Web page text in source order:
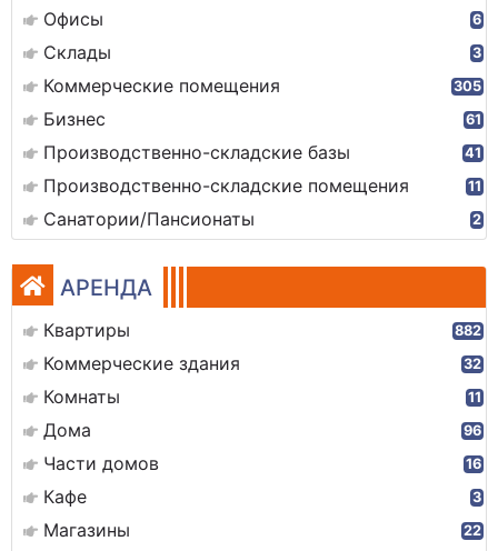
Офисы 6
Склады 3
Коммерческие помещения 305
Бизнес 61
Производственно-складские базы 41
Производственно-складские помещения 11
Санатории/Пансионаты 2
АРЕНДА
Квартиры 882
Коммерческие здания 32
Комнаты 11
Дома 96
Части домов 16
Кафе 3
Магазины 22